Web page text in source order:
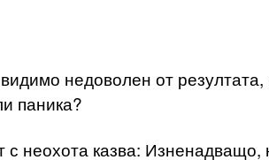
недоволен от
паника?
с неохота казва: Изненадващо,